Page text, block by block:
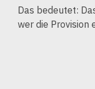
Das bedeutet:
wer die Provision